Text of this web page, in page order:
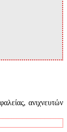
ανιχνευτών